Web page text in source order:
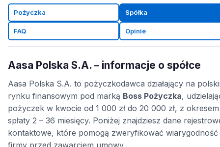
Pożyczka Spółka
FAQ Opinie
Aasa Polska S.A. – informacje o spółce
Aasa Polska S.A. to pożyczkodawca działający na
rynku finansowym pod marką Boss Pożyczka,
pożyczek w kwocie od 1 000 zł do 20 000 zł, z okresem
spłaty 2 – 36 miesięcy. Poniżej znajdziesz dane
kontaktowe, które pomogą zweryfikować wiarygodność